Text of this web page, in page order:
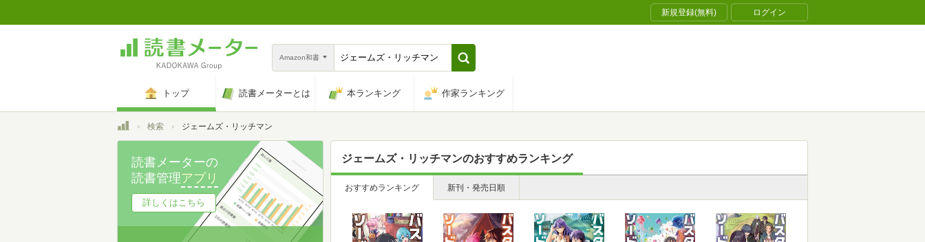
新規登録(無料) ログイン
Amazon和書
トップ 読書メーターとは 本ランキング 作家ランキング
トップ検索 ジェームズ・リッチマン
ジェームズ・リッチマンのおすすめランキング
おすすめランキング 新刊・発売日順
読書メーターの
読書管理アプリ
詳しくはこちら